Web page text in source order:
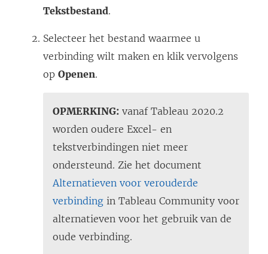
Tekstbestand.
Selecteer het bestand waarmee u
verbinding wilt maken en klik vervolgens
op Openen.
OPMERKING: vanaf Tableau 2020.2
worden oudere Excel- en
tekstverbindingen niet meer
ondersteund. Zie het document
Alternatieven voor verouderde
verbinding in Tableau Community voor
alternatieven voor het gebruik van de
oude verbinding.